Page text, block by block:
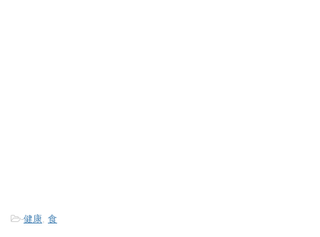
-健康, 食